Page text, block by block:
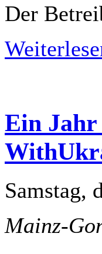
Der
Ein
Samstag,
Mainz-